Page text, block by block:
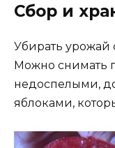
Сбор и
Убирать урожай
Можно снимать
недоспелыми,
яблоками,